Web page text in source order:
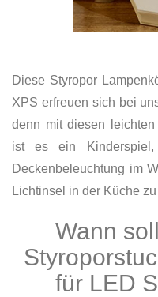
Diese Styropor
XPS erfreuen sich bei
denn mit diesen
ist es ein Kinderspiel,
Deckenbeleuchtung im
Lichtinsel in der Küche
Wann
für LED